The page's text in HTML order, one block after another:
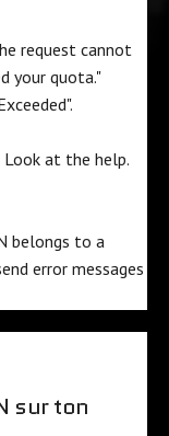
request cannot
your quota."
Look at the help.
belongs to a
error messages
sur ton